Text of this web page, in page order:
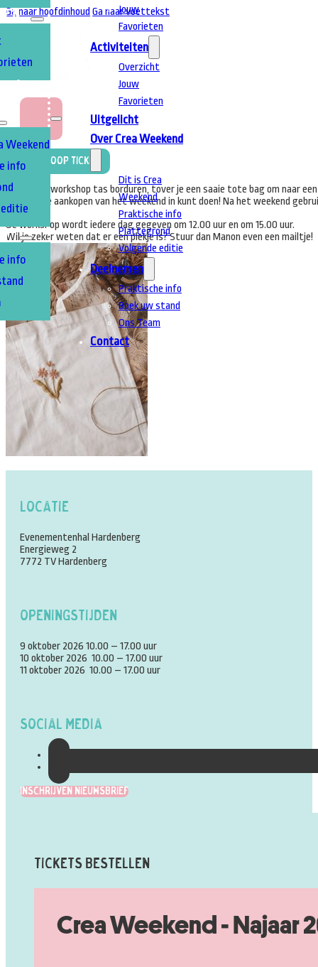
Ga naar hoofdinhoud Ga naar voettekst
Weekend
info
info
Jouw
Favorieten
Activiteiten
Overzicht
Jouw
Favorieten
Uitgelicht
Over Crea Weekend
Dit is Crea
Weekend
Praktische info
Plattegrond
Volgende editie
Deelnemen
Praktische info
Boek uw stand
Ons Team
Contact
Koop Ticket
Tijdens de workshop tas borduren, tover je een saaie tote bag om naar
handig al je aankopen van het weekend in kunt doen! Na het weekend
De workshop wordt iedere dag gegeven om 12.00 uur en om 15.00 uur.
Wil je zeker weten dat er een plekje is? Stuur dan Manon even een mailtje!
Locatie
Evenementenhal Hardenberg
Energieweg 2
7772 TV Hardenberg
Openingstijden
9 oktober 2026 10.00 – 17.00 uur
10 oktober 2026 10.00 – 17.00 uur
11 oktober 2026 10.00 – 17.00 uur
Social Media
Inschrijven Nieuwsbrief
Tickets Bestellen